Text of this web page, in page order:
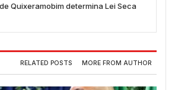
Quixeramobim determina Lei Seca
RELATED POSTS MORE FROM AUTHOR